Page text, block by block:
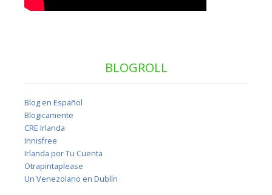
BLOGROLL
Blog en Español
Blogicamente
CRE Irlanda
Innisfree
Irlanda por Tu Cuenta
Otrapintaplease
Un Venezolano en Dublín